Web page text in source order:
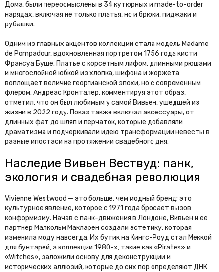
Дома, были переосмыслены в 34 кутюрных и made-to-order
нарядах, включая не только платья, но и брюки, пиджаки и
рубашки.
Одним из главных акцентов коллекции стала модель Madame
de Pompadour, вдохновленная портретом 1756 года кисти
Франсуа Буше. Платье с корсетным лифом, длинными рюшами
и многослойной юбкой из хлопка, шифона и жоржета
воплощает величие георгианской эпохи, но с современным
флером. Андреас Кронталер, комментируя этот образ,
отметил, что он был любимым у самой Вивьен, ушедшей из
жизни в 2022 году. Показ также включал аксессуары, от
длинных фат до шляп и перчаток, которые добавляли
драматизма и подчеркивали идею трансформации невесты в
разные ипостаси на протяжении свадебного дня.
Наследие Вивьен Вествуд: панк,
экология и свадебная революция
Vivienne Westwood — это больше, чем модный бренд; это
культурное явление, которое с 1971 года бросает вызов
конформизму. Начав с панк-движения в Лондоне, Вивьен и ее
партнер Малкольм Макларен создали эстетику, которая
изменила моду навсегда. Их бутик на Кингс-Роуд стал Меккой
для бунтарей, а коллекции 1980-х, такие как «Pirates» и
«Witches», заложили основу для деконструкции и
исторических аллюзий, которые до сих пор определяют ДНК